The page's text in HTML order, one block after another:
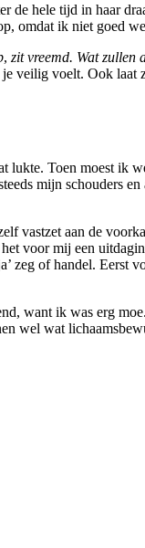
de hele tijd in haar
omdat ik niet goed
, zit vreemd. Wat zullen
veilig voelt. Ook laat
Toen moest ik
mijn schouders
vastzet aan de
voor mij een
zeg of handel. Eerst
want ik was erg
wel wat